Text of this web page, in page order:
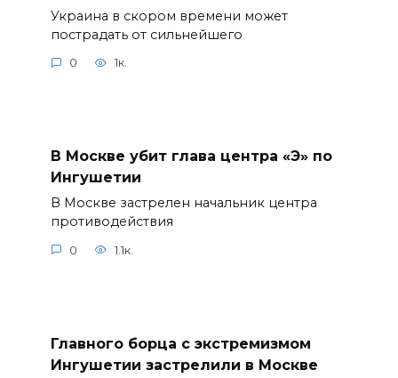
Украина в скором времени может
пострадать от сильнейшего
0 1к.
В Москве убит глава центра «Э» по
Ингушетии
В Москве застрелен начальник центра
противодействия
0 1.1к.
Главного борца с экстремизмом
Ингушетии застрелили в Москве